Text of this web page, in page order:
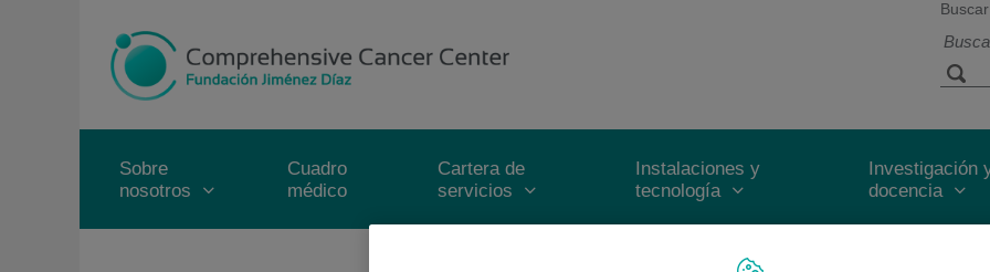
contenido
Buscar
Sobre
nosotros
Cuadro
médico
Cartera de
servicios
Instalaciones y
tecnología
Investigación
docencia